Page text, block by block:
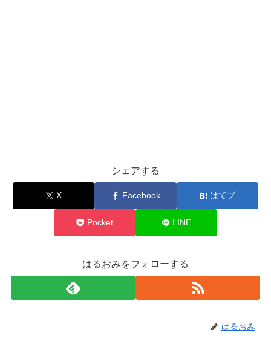
シェアする
X Facebook はてブ
Pocket LINE
はるおみをフォローする
はるおみ